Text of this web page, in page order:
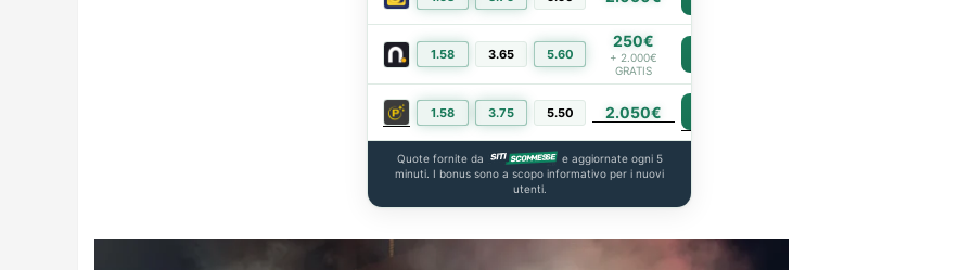
1.58 3.65 5.60
250€
+ 2.000€
GRATIS
1.58 3.75 5.50 2.050€
Quote fornite da
e aggiornate ogni 5
minuti. I bonus sono a scopo informativo per i nuovi
utenti.